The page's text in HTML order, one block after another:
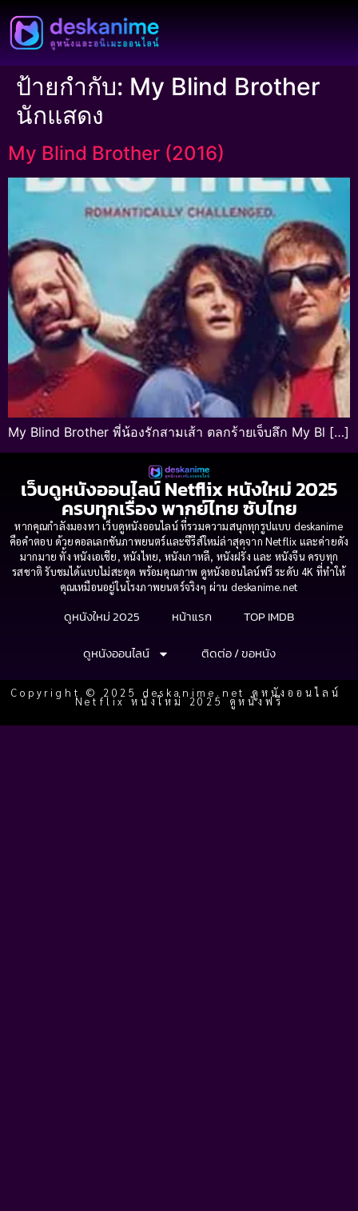
ป้ายกำกับ: My Blind Brother
นักแสดง
My Blind Brother (2016)
My Blind Brother พี่น้องรักสามเส้า ตลกร้ายเจ็บลึก My Bl […]
เว็บดูหนังออนไลน์ Netflix หนังใหม่ 2025
ครบทุกเรื่อง พากย์ไทย ซับไทย
หากคุณกำลังมองหา เว็บดูหนังออนไลน์ ที่รวมความสนุกทุกรูปแบบ deskanime
คือคำตอบ ด้วยคอลเลกชันภาพยนตร์และซีรีส์ใหม่ล่าสุดจาก Netflix และค่ายดัง
มากมาย ทั้ง หนังเอเชีย, หนังไทย, หนังเกาหลี, หนังฝรั่ง และ หนังจีน ครบทุก
รสชาติ รับชมได้แบบไม่สะดุด พร้อมคุณภาพ ดูหนังออนไลน์ฟรี ระดับ 4K ที่ทำให้
คุณเหมือนอยู่ในโรงภาพยนตร์จริงๆ ผ่าน deskanime.net
ดูหนังใหม่ 2025 หน้าแรก
TOP IMDB
ดูหนังออนไลน์
ติดต่อ / ขอหนัง
Copyright © 2025 deskanime.net ดูหนังออนไลน์
Netflix หนังใหม่ 2025 ดูหนังฟรี